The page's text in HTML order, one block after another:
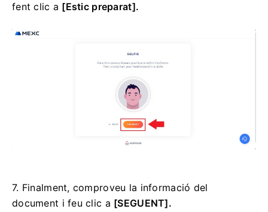
fent clic a [Estic preparat].
7. Finalment, comproveu la informació del
document i feu clic a [SEGUENT].